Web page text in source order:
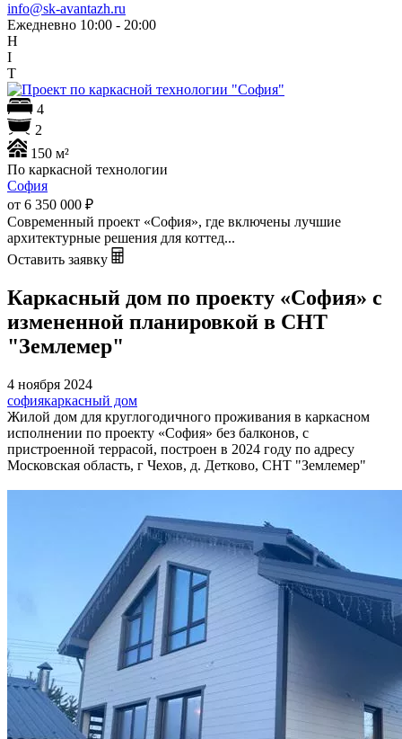
info@sk-avantazh.ru
Ежедневно 10:00 - 20:00
H
I
T
4
2
150 м²
По каркасной технологии
София
от 6 350 000 ₽
Современный проект «София», где включены лучшие
архитектурные решения для коттед...
Оставить заявку
Каркасный дом по проекту «София» с
измененной планировкой в СНТ
"Землемер"
4 ноября 2024
софиякаркасный дом
Жилой дом для круглогодичного проживания в каркасном
исполнении по проекту «София» без балконов, с
пристроенной террасой, построен в 2024 году по адресу
Московская область, г Чехов, д. Детково, СНТ "Землемер"